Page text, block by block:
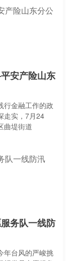
安产险山东
行金融工作的政
走实，7月24
曲堤街道
务队一线防
年台风的严峻挑